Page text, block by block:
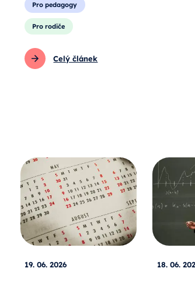
Pro pedagogy
Pro rodiče
Celý článek
19. 06. 2026 18. 06.